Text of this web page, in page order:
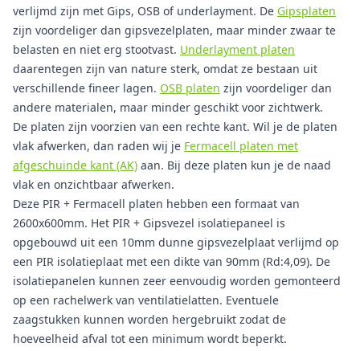
verlijmd zijn met Gips, OSB of underlayment. De Gipsplaten
zijn voordeliger dan gipsvezelplaten, maar minder zwaar te
belasten en niet erg stootvast. Underlayment platen
daarentegen zijn van nature sterk, omdat ze bestaan uit
verschillende fineer lagen. OSB platen zijn voordeliger dan
andere materialen, maar minder geschikt voor zichtwerk.
De platen zijn voorzien van een rechte kant. Wil je de platen
vlak afwerken, dan raden wij je Fermacell platen met
afgeschuinde kant (AK) aan. Bij deze platen kun je de naad
vlak en onzichtbaar afwerken.
Deze PIR + Fermacell platen hebben een formaat van
2600x600mm. Het PIR + Gipsvezel isolatiepaneel is
opgebouwd uit een 10mm dunne gipsvezelplaat verlijmd op
een PIR isolatieplaat met een dikte van 90mm (Rd:4,09). De
isolatiepanelen kunnen zeer eenvoudig worden gemonteerd
op een rachelwerk van ventilatielatten. Eventuele
zaagstukken kunnen worden hergebruikt zodat de
hoeveelheid afval tot een minimum wordt beperkt.